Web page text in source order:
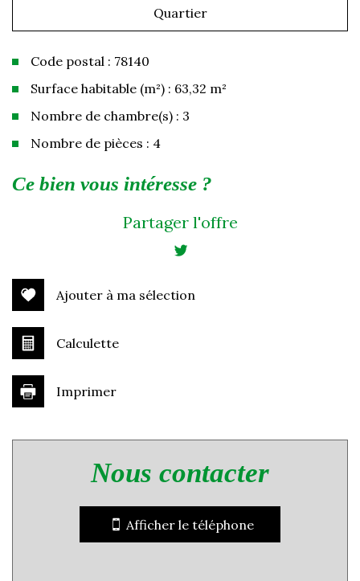
Quartier
Code postal : 78140
Surface habitable (m²) : 63,32 m²
Nombre de chambre(s) : 3
Nombre de pièces : 4
la ville de vélizy-villacoublay (78140)
statistiques
Nombre d'habitants
ce bien vous intéresse ?
Partager l'offre
Ajouter à ma sélection
Calculette
Imprimer
nous contacter
Afficher le téléphone